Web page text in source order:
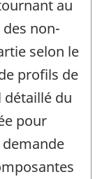
au
non-
selon le
profils de
détaillé du
pour